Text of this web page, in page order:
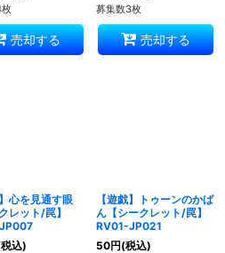
売却する
募集数3枚
売却する
】心を見通す眼
レット/罠】
込)
【遊戯】トゥーンのかば
ん【シークレット/罠】
RV01-JP021
50円(税込)